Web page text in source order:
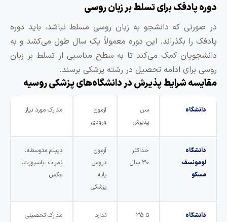
پادفک برای تسلط بر زبان روسی
صورتی که دانشجو به زبان روسی مسلط نباشد، باید دوره
را بگذراند. این دوره معمولاً یک سال طول می‌کشد و به
کمک می‌کند تا به سطح مناسبی از تسلط بر زبان
برای ادامه تحصیل در رشته پزشکی برسند.
شرایط پذیرش در دانشگاه‌های پزشکی روسیه
دانشگاه
پذیرش
ورودی
مدارک مورد نیاز
دانشگاه
لومونسف
مسکو
حداکثر
دروس
پزشکی
دیپلم متوسطه،
نمرات ،پاسپورت،
دانشگاه
مدارک تحصیلی